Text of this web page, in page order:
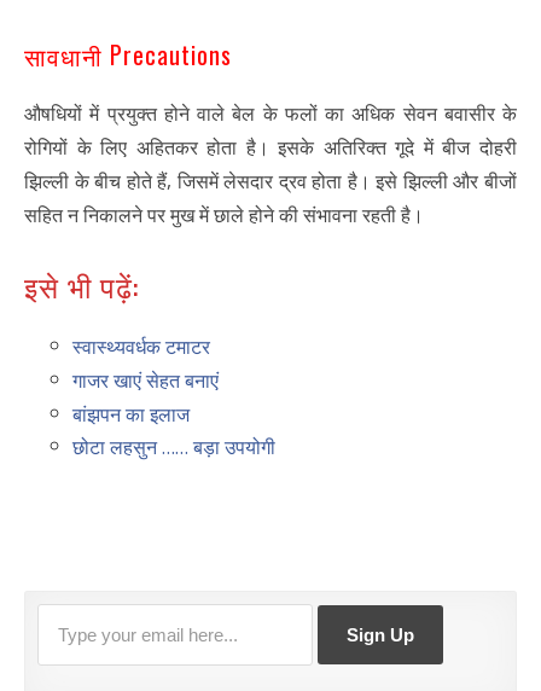
सावधानी Precautions
औषधियों में प्रयुक्त होने वाले बेल के फलों का अधिक सेवन बवासीर के
रोगियों के लिए अहितकर होता है। इसके अतिरिक्त गूदे में बीज दोहरी
झिल्ली के बीच होते हैं,जिसमें लेसदार द्रव होता है। इसे झिल्ली और बीजों
सहित न निकालने पर मुख में छाले होने की संभावना रहती है।
इसे भी पढ़ें:
स्वास्थ्यवर्धक टमाटर
गाजर खाएं सेहत बनाएं
बांझपन का इलाज
छोटा लहसुन …… बड़ा उपयोगी